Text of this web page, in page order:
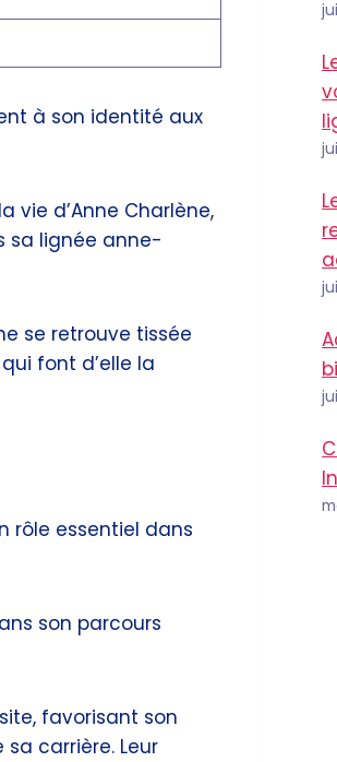
à son identité aux
vie d’Anne Charlène,
sa lignée anne-
se retrouve tissée
font d’elle la
rôle essentiel dans
son parcours
favorisant son
carrière. Leur